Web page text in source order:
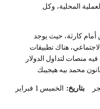
المحلية، وكل
كارثة، حيث يوجد
هناك تطبيقات
منصات لتداول الدولار
محمد بيه هيجيبك
بتاريخ: الخميس 1 فبراير